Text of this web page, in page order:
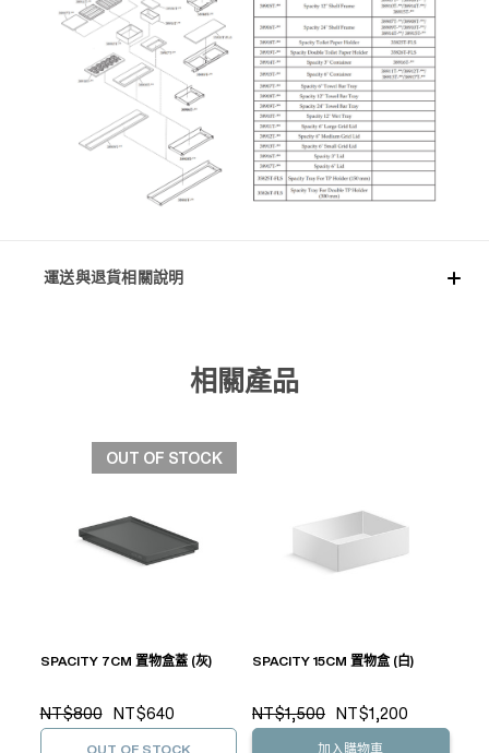
運送與退貨相關說明
相關產品
OUT OF STOCK
SPACITY 7CM 置物盒蓋 (灰)
NT$800 NT$640
OUT OF STOCK
SPACITY 15CM 置物盒 (白)
NT$1,500 NT$1,200
加入購物車